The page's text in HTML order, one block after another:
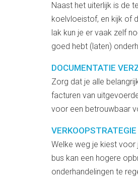
Naast het uiterlijk is de
koelvloeistof, en kijk of
lak kun je er vaak zelf
goed hebt (laten)
DOCUMENTATIE
Zorg dat je alle
facturen van
voor een betrouwbaar
Welke weg je kiest voor
bus kan een hogere
onderhandelingen te